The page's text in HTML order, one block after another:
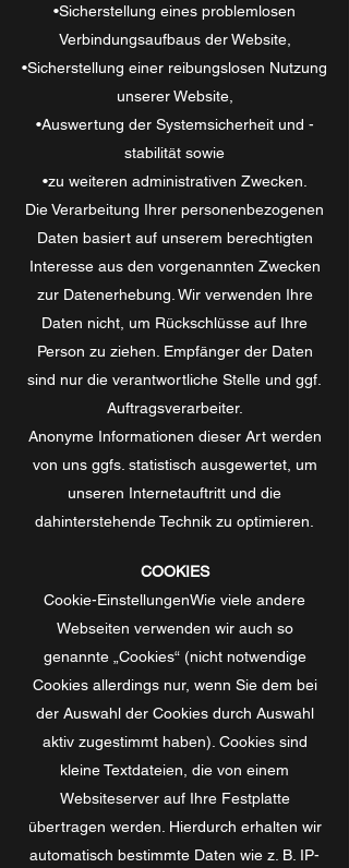
•Sicherstellung eines problemlosen
Verbindungsaufbaus der Website,
•Sicherstellung einer reibungslosen Nutzung
unserer Website,
•Auswertung der Systemsicherheit und -
stabilität sowie
•zu weiteren administrativen Zwecken.
Die Verarbeitung Ihrer personenbezogenen
Daten basiert auf unserem berechtigten
Interesse aus den vorgenannten Zwecken
zur Datenerhebung. Wir verwenden Ihre
Daten nicht, um Rückschlüsse auf Ihre
Person zu ziehen. Empfänger der Daten
sind nur die verantwortliche Stelle und ggf.
Auftragsverarbeiter.
Anonyme Informationen dieser Art werden
von uns ggfs. statistisch ausgewertet, um
unseren Internetauftritt und die
dahinterstehende Technik zu optimieren.
COOKIES
Cookie-EinstellungenWie viele andere
Webseiten verwenden wir auch so
genannte „Cookies“ (nicht notwendige
Cookies allerdings nur, wenn Sie dem bei
der Auswahl der Cookies durch Auswahl
aktiv zugestimmt haben). Cookies sind
kleine Textdateien, die von einem
Websiteserver auf Ihre Festplatte
übertragen werden. Hierdurch erhalten wir
automatisch bestimmte Daten wie z. B. IP-